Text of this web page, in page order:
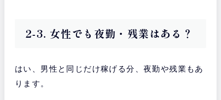
2-3. 女性でも夜勤・残業はある？
はい、男性と同じだけ稼げる分、夜勤や残業もあ
ります。